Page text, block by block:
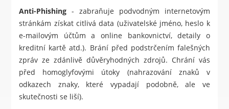
Anti-Phishing - zabraňuje podvodným internetovým
stránkám získat citlivá data (uživatelské jméno, heslo k
e-mailovým účtům a online bankovnictví, detaily o
kreditní kartě atd.). Brání před podstrčením falešných
zpráv ze zdánlivě důvěryhodných zdrojů. Chrání vás
před homoglyfovými útoky (nahrazování znaků v
odkazech znaky, které vypadají podobně, ale ve
skutečnosti se liší).